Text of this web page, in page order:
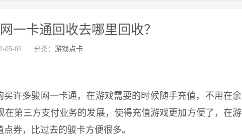
一卡通回收去哪里回收？
05-03 分类： 游戏点卡
许多骏网一卡通，在游戏需要的时候随手充值，不用在余
第三方支付业务的发展，使得充值游戏更加方便了，在游
券，比过去的骏卡方便很多。